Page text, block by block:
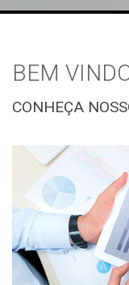
BEM
CONHEÇA